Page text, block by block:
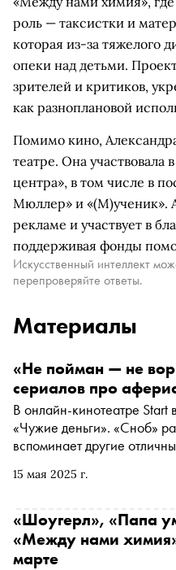
роль — таксистки и
которая из-за тяжелого
опеки над детьми.
зрителей и критиков,
как разноплановой
Помимо кино,
театре. Она участвовала
центра», в том числе в
Мюллер» и «(М)ученик».
рекламе и участвует в
поддерживая фонды
Искусственный интеллект
перепроверяйте ответы.
Материалы
15 мая 2025 г.
«Не пойман — не
сериалов про
В онлайн-кинотеатре
«Чужие деньги». «Сноб»
вспоминает другие
только отъявленные
мошенники
«Шоугерл», «Папа
«Между нами
марте